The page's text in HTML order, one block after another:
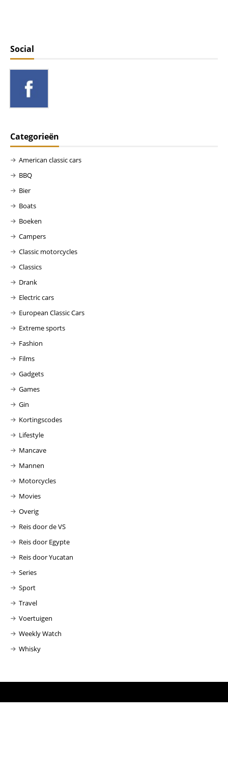
Social
Categorieën
American classic cars
BBQ
Bier
Boats
Boeken
Campers
Classic motorcycles
Classics
Drank
Electric cars
European Classic Cars
Extreme sports
Fashion
Films
Gadgets
Games
Gin
Kortingscodes
Lifestyle
Mancave
Mannen
Motorcycles
Movies
Overig
Reis door de VS
Reis door Egypte
Reis door Yucatan
Series
Sport
Travel
Voertuigen
Weekly Watch
Whisky